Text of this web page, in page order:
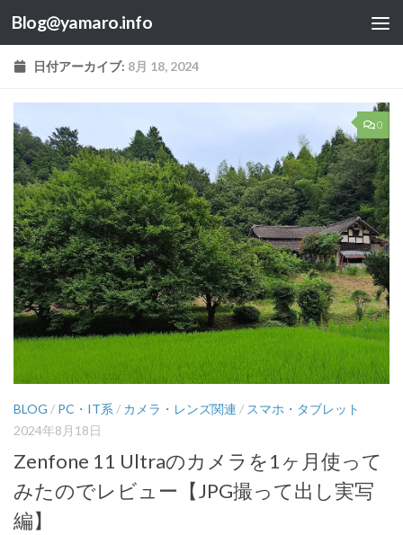
コンテンツへスキップ
Blog@yamaro.info
日付アーカイブ: 8月 18, 2024
0
BLOG / PC・IT系/ カメラ・レンズ関連 / スマホ・タブレット
2024年8月18日
Zenfone 11 Ultraのカメラを1ヶ月使って
みたのでレビュー【JPG撮って出し実写
編】